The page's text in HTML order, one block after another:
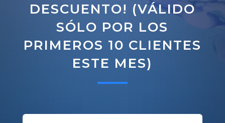
DESCUENTO! (VÁLIDO
SÓLO POR LOS
PRIMEROS 10 CLIENTES
ESTE MES)